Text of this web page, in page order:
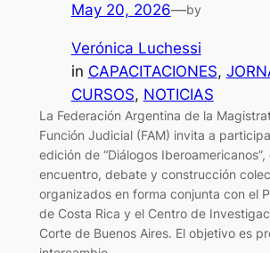
May 20, 2026—by
Verónica Luchessi
in CAPACITACIONES,
CURSOS, NOTICIAS
La Federación Argentina de la
Función Judicial (FAM) invita a
edición de “Diálogos
encuentro, debate y construcción
organizados en forma conjunta con el
de Costa Rica y el Centro de
Corte de Buenos Aires. El objetivo es